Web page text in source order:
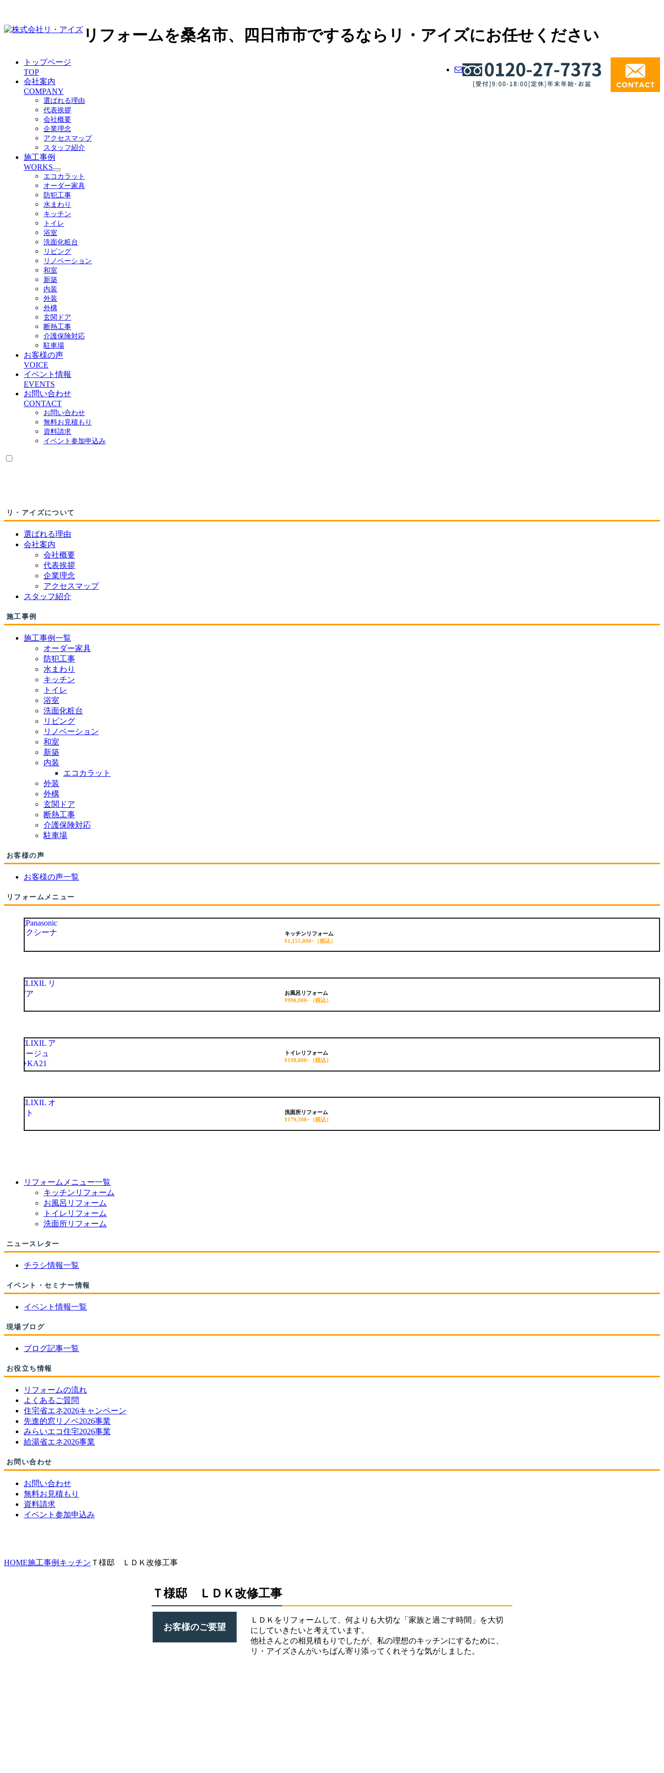
リフォームを桑名市、四日市市でするならリ・アイズにお任せください
トップページ
TOP
会社案内
COMPANY
選ばれる理由
代表挨拶
会社概要
企業理念
アクセスマップ
スタッフ紹介
施工事例
WORKS
サ
ブ
メ
ニ
ュ
ー
を
展
開
エコカラット
オーダー家具
防犯工事
水まわり
キッチン
トイレ
浴室
洗面化粧台
リビング
リノベーション
和室
新築
内装
外装
外構
玄関ドア
断熱工事
介護保険対応
駐車場
お客様の声
VOICE
イベント情報
EVENTS
お問い合わせ
CONTACT
お問い合わせ
無料お見積もり
資料請求
イベント参加申込み
リ・アイズについて
選ばれる理由
会社案内
会社概要
代表挨拶
企業理念
アクセスマップ
スタッフ紹介
施工事例
施工事例一覧
オーダー家具
防犯工事
水まわり
キッチン
トイレ
浴室
洗面化粧台
リビング
リノベーション
和室
新築
内装
エコカラット
外装
外構
玄関ドア
断熱工事
介護保険対応
駐車場
お客様の声
お客様の声一覧
リフォームメニュー
キッチンリフォーム
¥1,155,000~ （税込）
お風呂リフォーム
¥990,000~ （税込）
トイレリフォーム
¥198,000~ （税込）
洗面所リフォーム
¥179,300~ （税込）
リフォームメニュー一覧
キッチンリフォーム
お風呂リフォーム
トイレリフォーム
洗面所リフォーム
ニュースレター
チラシ情報一覧
イベント・セミナー情報
イベント情報一覧
現場ブログ
ブログ記事一覧
お役立ち情報
リフォームの流れ
よくあるご質問
住宅省エネ2026キャンペーン
先進的窓リノベ2026事業
みらいエコ住宅2026事業
給湯省エネ2026事業
お問い合わせ
お問い合わせ
無料お見積もり
資料請求
イベント参加申込み
HOME施工事例 キッチン Ｔ様邸 ＬＤＫ改修工事
Ｔ様邸 ＬＤＫ改修工事
お客様のご要望
ＬＤＫをリフォームして、何よりも大切な「家族と過ごす時間」を大切
にしていきたいと考えています。
他社さんとの相見積もりでしたが、私の理想のキッチンにするために、
リ・アイズさんがいちばん寄り添ってくれそうな気がしました。